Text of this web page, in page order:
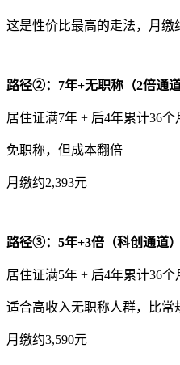
这是性价比最高的走法，月缴
路径②：7年+无职称（2倍通道
居住证满7年 + 后4年累计36个
免职称，但成本翻倍
月缴约2,393元
路径③：5年+3倍（科创通道）
居住证满5年 + 后4年累计36个
适合高收入无职称人群，比常
月缴约3,590元